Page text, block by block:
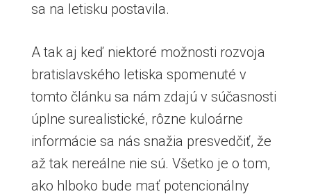
sa na letisku postavila.
A tak aj keď niektoré možnosti rozvoja
bratislavského letiska spomenuté v
tomto článku sa nám zdajú v súčasnosti
úplne surealistické, rôzne kuloárne
informácie sa nás snažia presvedčiť, že
až tak nereálne nie sú. Všetko je o tom,
ako hlboko bude mať potencionálny